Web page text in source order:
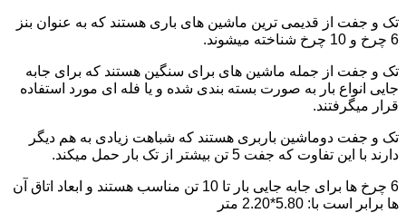
تک و جفت از قدیمی ترین ماشین های باری هستند که به عنوان بنز
6 چرخ و 10 چرخ شناخته میشوند.
تک و جفت از جمله ماشین های برای سنگین هستند که برای جابه
جایی انواع بار به صورت بسته بندی شده و یا فله ای مورد استفاده
قرار میگرفتند.
تک و جفت دوماشین باربری هستند که شباهت زیادی به هم دیگر
دارند با این تفاوت که جفت 5 تن بیشتر از تک بار حمل میکند.
6 چرخ ها برای جابه جایی بار تا 10 تن مناسب هستند و ابعاد اتاق آن
ها برابر است با: 5.80*2.20 متر